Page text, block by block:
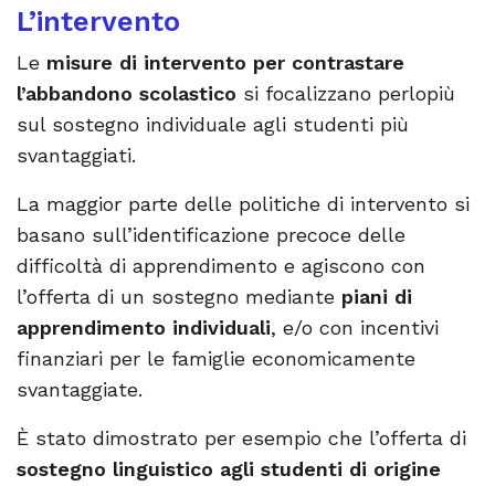
L’intervento
Le misure di intervento per contrastare
l’abbandono scolastico si focalizzano perlopiù
sul sostegno individuale agli studenti più
svantaggiati.
La maggior parte delle politiche di intervento si
basano sull’identificazione precoce delle
difficoltà di apprendimento e agiscono con
l’offerta di un sostegno mediante piani di
apprendimento individuali, e/o con incentivi
finanziari per le famiglie economicamente
svantaggiate.
È stato dimostrato per esempio che l’offerta di
sostegno linguistico agli studenti di origine